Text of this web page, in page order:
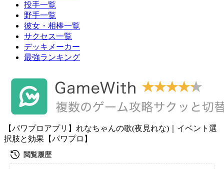
投手一覧
野手一覧
彼女・相棒一覧
サクセス一覧
デッキメーカー
最強ランキング
【パワプロアプリ】れなちゃんの歌(夜見れな)｜イベント選
択肢と効果【パワプロ】